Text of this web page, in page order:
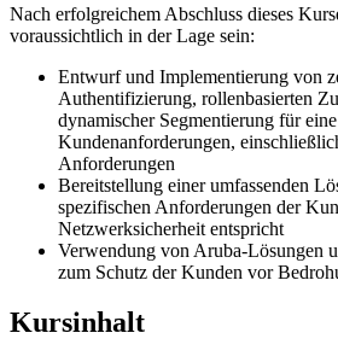
Nach erfolgreichem Abschluss dieses
voraussichtlich in der Lage sein:
Entwurf und Implementierung von
Authentifizierung, rollenbasierten
dynamischer Segmentierung für
Kundenanforderungen,
Anforderungen
Bereitstellung einer umfassenden
spezifischen Anforderungen der
Netzwerksicherheit entspricht
Verwendung von Aruba-Lösungen
zum Schutz der Kunden vor
Kursinhalt